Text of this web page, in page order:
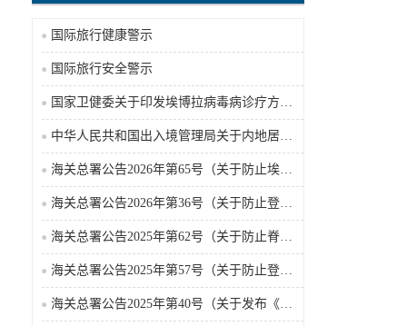
国际旅行健康警示
国际旅行安全警示
国家卫健委关于印发埃博拉病毒病诊疗方案（2026年版）的通知
中华人民共和国出入境管理局关于内地居民前往港澳地区定居审批条件的公告（2026-06-30）
海关总署公告2026年第65号（关于防止埃博拉病毒病疫情传入我国的公告）（2026-05-18）
海关总署公告2026年第36号（关于防止登革热疫情传入我国的公告）
海关总署公告2025年第62号（关于防止脊髓灰质炎疫情传入我国的公告）
海关总署公告2025年第57号（关于防止登革热疫情传入我国的公告）
海关总署公告2025年第40号（关于发布《国境口岸传染病监测实施办法》的公告）